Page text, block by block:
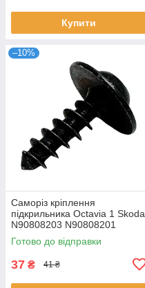
Купити
–10%
Саморіз кріплення
підкрильника Octavia 1 Skoda
N90808203 N90808201
Готово до відправки
37 ₴ 41 ₴